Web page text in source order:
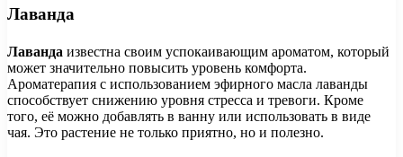
Лаванда
Лаванда известна своим успокаивающим ароматом, который
может значительно повысить уровень комфорта.
Ароматерапия с использованием эфирного масла лаванды
способствует снижению уровня стресса и тревоги. Кроме
того, её можно добавлять в ванну или использовать в виде
чая. Это растение не только приятно, но и полезно.